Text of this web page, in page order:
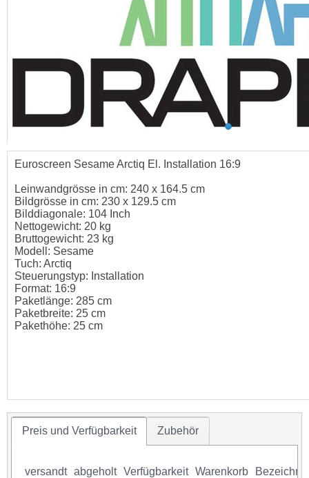
Euroscreen Sesame Arctiq El. Installation 16:9
Leinwandgrösse in cm: 240 x 164.5 cm
Bildgrösse in cm: 230 x 129.5 cm
Bilddiagonale: 104 Inch
Nettogewicht: 20 kg
Bruttogewicht: 23 kg
Modell: Sesame
Tuch: Arctiq
Steuerungstyp: Installation
Format: 16:9
Paketlänge: 285 cm
Paketbreite: 25 cm
Pakethöhe: 25 cm
Preis und Verfügbarkeit Zubehör
versandt abgeholt Verfügbarkeit Warenkorb